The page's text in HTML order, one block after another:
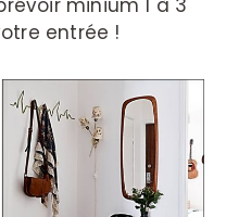
entrée !